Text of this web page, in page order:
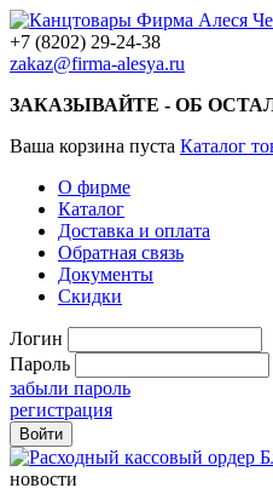
+7 (8202) 29-24-38
zakaz@firma-alesya.ru
ЗАКАЗЫВАЙТЕ - ОБ
Ваша корзина пуста Каталог
О фирме
Каталог
Доставка и оплата
Обратная связь
Документы
Скидки
Логин
Пароль
забыли пароль
регистрация
новости